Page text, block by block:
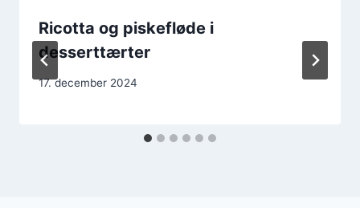
Ricotta og piskefløde i
desserttærter
17. december 2024